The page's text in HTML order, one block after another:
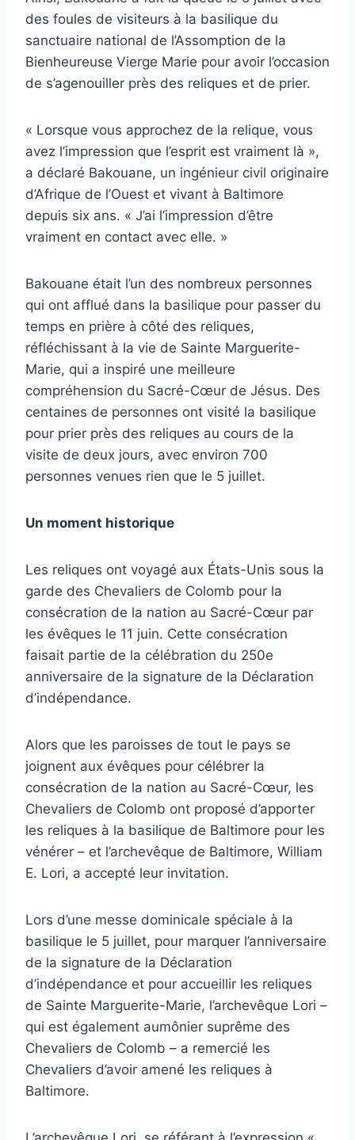
des foules de visiteurs à la basilique du
sanctuaire national de l’Assomption de la
Bienheureuse Vierge Marie pour avoir l’occasion
de s’agenouiller près des reliques et de prier.
« Lorsque vous approchez de la relique, vous
avez l’impression que l’esprit est vraiment là »,
a déclaré Bakouane, un ingénieur civil originaire
d’Afrique de l’Ouest et vivant à Baltimore
depuis six ans. « J’ai l’impression d’être
vraiment en contact avec elle. »
Bakouane était l’un des nombreux personnes
qui ont afflué dans la basilique pour passer du
temps en prière à côté des reliques,
réfléchissant à la vie de Sainte Marguerite-
Marie, qui a inspiré une meilleure
compréhension du Sacré-Cœur de Jésus. Des
centaines de personnes ont visité la basilique
pour prier près des reliques au cours de la
visite de deux jours, avec environ 700
personnes venues rien que le 5 juillet.
Un moment historique
Les reliques ont voyagé aux États-Unis sous la
garde des Chevaliers de Colomb pour la
consécration de la nation au Sacré-Cœur par
les évêques le 11 juin. Cette consécration
faisait partie de la célébration du 250e
anniversaire de la signature de la Déclaration
d’indépendance.
Alors que les paroisses de tout le pays se
joignent aux évêques pour célébrer la
consécration de la nation au Sacré-Cœur, les
Chevaliers de Colomb ont proposé d’apporter
les reliques à la basilique de Baltimore pour les
vénérer – et l’archevêque de Baltimore, William
E. Lori, a accepté leur invitation.
Lors d’une messe dominicale spéciale à la
basilique le 5 juillet, pour marquer l’anniversaire
de la signature de la Déclaration
d’indépendance et pour accueillir les reliques
de Sainte Marguerite-Marie, l’archevêque Lori –
qui est également aumônier suprême des
Chevaliers de Colomb – a remercié les
Chevaliers d’avoir amené les reliques à
Baltimore.